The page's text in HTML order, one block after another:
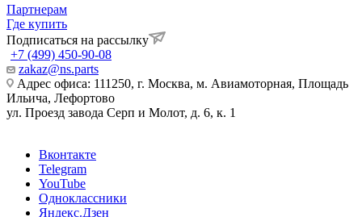
Партнерам
Где купить
Подписаться на рассылку
+7 (499) 450-90-08
zakaz@ns.parts
Адрес офиса: 111250, г. Москва, м. Авиамоторная, Площадь
Ильича, Лефортово
ул. Проезд завода Серп и Молот, д. 6, к. 1
Вконтакте
Telegram
YouTube
Одноклассники
Яндекс.Дзен